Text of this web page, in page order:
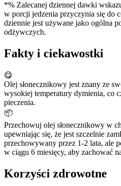
*% Zalecanej dziennej dawki
w porcji jedzenia przyczynia się do
dziennie jest używane jako ogólna
odżywczych.
Fakty i ciekawostki
😋
Olej słonecznikowy jest znany ze
wysokiej temperatury dymienia, co
pieczenia.
📦
Przechowuj olej słonecznikowy w
upewniając się, że jest szczelnie
przechowywany przez 1-2 lata, ale
w ciągu 6 miesięcy, aby zachować
Korzyści zdrowotne